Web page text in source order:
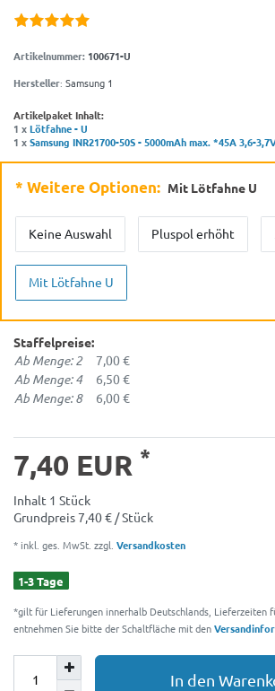
Artikelnummer: 100671-U
Hersteller: Samsung 1
Artikelpaket Inhalt:
1 xLötfahne - U
1 xSamsung INR21700-50S - 5000mAh max. *45A 3,6-
* Weitere Optionen: Mit Lötfahne U
Keine Auswahl Pluspol erhöht
Mit Lötfahne U
Staffelpreise:
Ab Menge: 2 7,00 €
Ab Menge: 4 6,50 €
Ab Menge: 8 6,00 €
7,40 EUR *
Inhalt 1 Stück
Grundpreis7,40 € / Stück
* inkl. ges. MwSt. zzgl. Versandkosten
1-3 Tage
*gilt für Lieferungen innerhalb Deutschlands, Lieferzeiten
entnehmen Sie bitte der Schaltfläche mit den
In den